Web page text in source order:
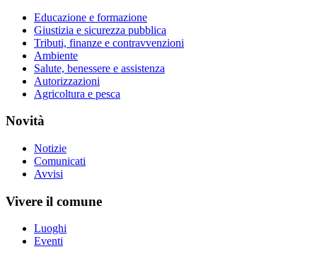
Educazione e formazione
Giustizia e sicurezza pubblica
Tributi, finanze e contravvenzioni
Ambiente
Salute, benessere e assistenza
Autorizzazioni
Agricoltura e pesca
Novità
Notizie
Comunicati
Avvisi
Vivere il comune
Luoghi
Eventi